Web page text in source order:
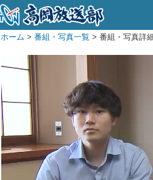
ホーム > 番組・写真一覧 > 番組・写真詳